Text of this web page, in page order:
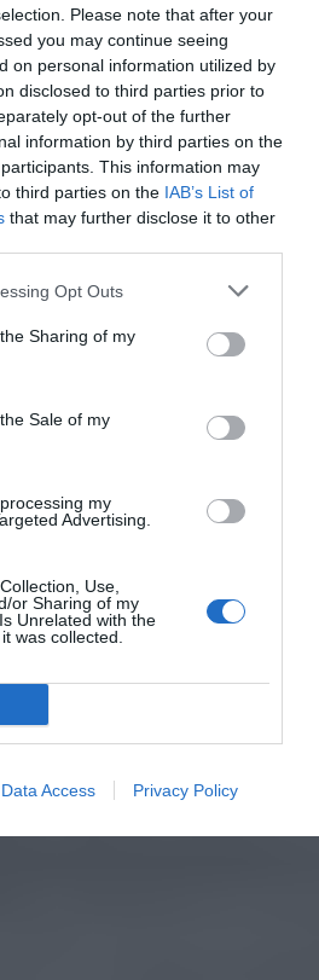
Please note that after your
you may continue seeing
on personal information utilized by
disclosed to third parties prior to
opt-out of the further
information by third parties on the
This information may
third parties on the IAB’s List of
that may further disclose it to other
Opt Outs
Sharing of my
Sale of my
my
Advertising.
Use,
or Sharing of my
Unrelated with the
was collected.
Data Access Privacy Policy